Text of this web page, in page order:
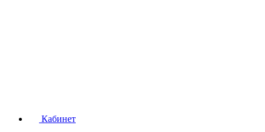
Кабинет